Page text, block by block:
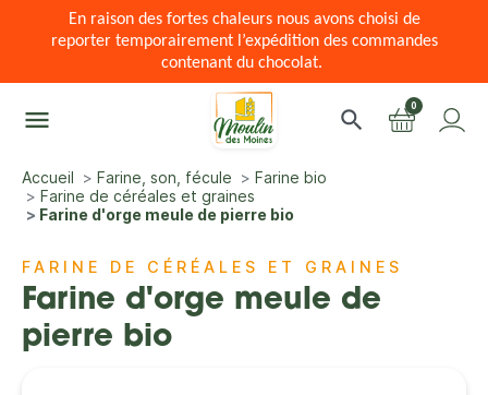
En raison des fortes chaleurs nous avons choisi de
reporter temporairement l’expédition des commandes
contenant du chocolat.
menu search 0
Accueil Farine, son, fécule
Farine bio
Farine de céréales et graines
Farine d'orge meule de pierre bio
FARINE DE CÉRÉALES ET GRAINES
Farine d'orge meule de
pierre bio